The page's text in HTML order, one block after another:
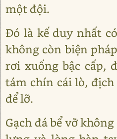
một đội.
Đó là kế duy nhất
không còn biện
rơi xuống bậc cấp,
tám chín cái lò,
để lỡ.
Gạch đá bể vỡ